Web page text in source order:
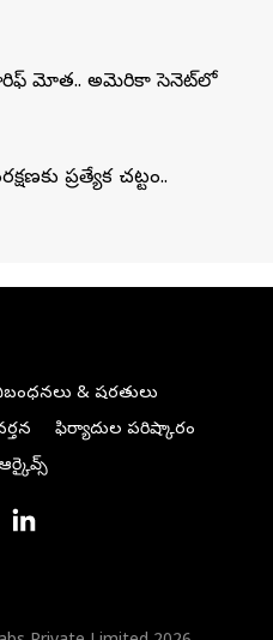
టారిఫ్‌ మోత.. అమెరికా సెనెట్‌లో
ప్రత్యేక చట్టం..
& షరతులు
ఫిర్యాదుల పరిష్కారం